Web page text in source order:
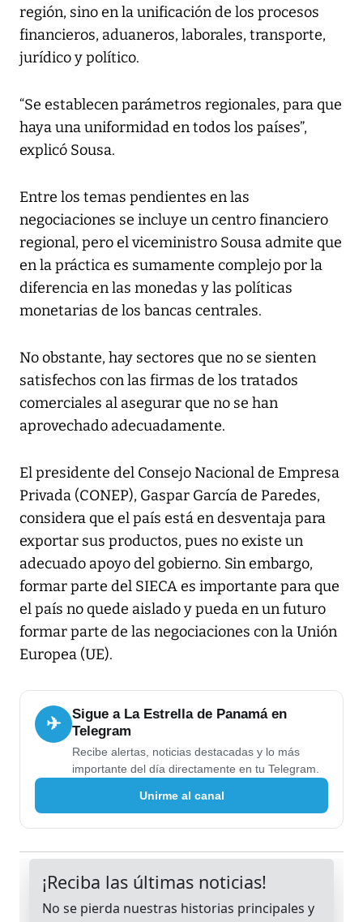
región, sino en la unificación de los procesos
financieros, aduaneros, laborales, transporte,
jurídico y político.
“Se establecen parámetros regionales, para que
haya una uniformidad en todos los países”,
explicó Sousa.
Entre los temas pendientes en las
negociaciones se incluye un centro financiero
regional, pero el viceministro Sousa admite que
en la práctica es sumamente complejo por la
diferencia en las monedas y las políticas
monetarias de los bancas centrales.
No obstante, hay sectores que no se sienten
satisfechos con las firmas de los tratados
comerciales al asegurar que no se han
aprovechado adecuadamente.
El presidente del Consejo Nacional de Empresa
Privada (CONEP), Gaspar García de Paredes,
considera que el país está en desventaja para
exportar sus productos, pues no existe un
adecuado apoyo del gobierno. Sin embargo,
formar parte del SIECA es importante para que
el país no quede aislado y pueda en un futuro
formar parte de las negociaciones con la Unión
Europea (UE).
✈
Sigue a La Estrella de Panamá en
Telegram
Recibe alertas, noticias destacadas y lo más
importante del día directamente en tu Telegram.
Unirme al canal